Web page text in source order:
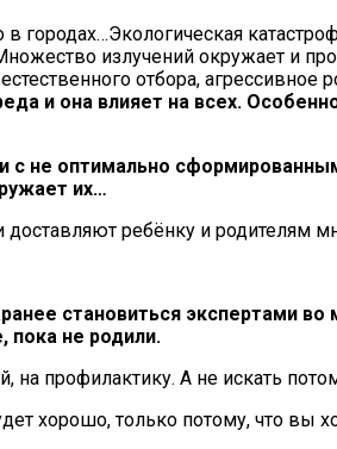
городах…Экологическая
излучений окружает и
отбора,
и она влияет на всех.
не оптимально
их…
ребёнку и родителям
становиться экспертами во
пока не родили.
на профилактику. А не искать
хорошо, только потому, что вы